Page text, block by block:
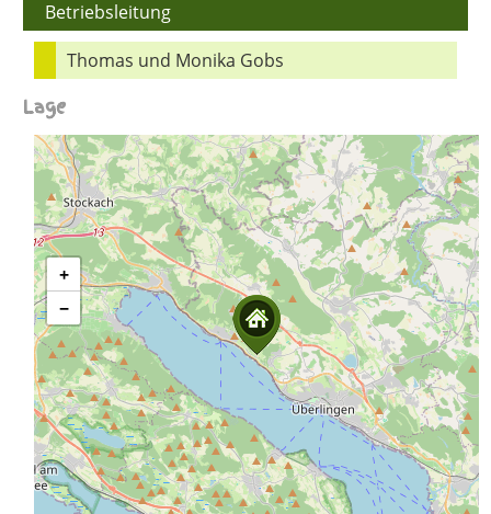
Betriebsleitung
Thomas und Monika Gobs
Lage
+
−